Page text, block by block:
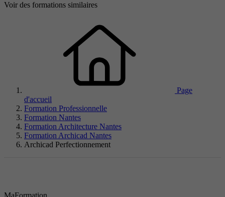
Voir des formations similaires
Page
d'accueil
Formation Professionnelle
Formation Nantes
Formation Architecture Nantes
Formation Archicad Nantes
Archicad Perfectionnement